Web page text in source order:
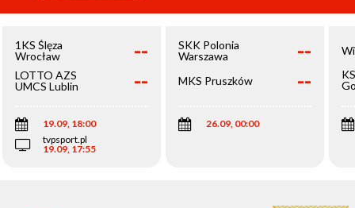
1KS Ślęza
Wrocław
--
LOTTO AZS
UMCS Lublin
--
19.09, 18:00
tvpsport.pl
19.09, 17:55
SKK Polonia
Warszawa
--
MKS Pruszków --
26.09, 00:00